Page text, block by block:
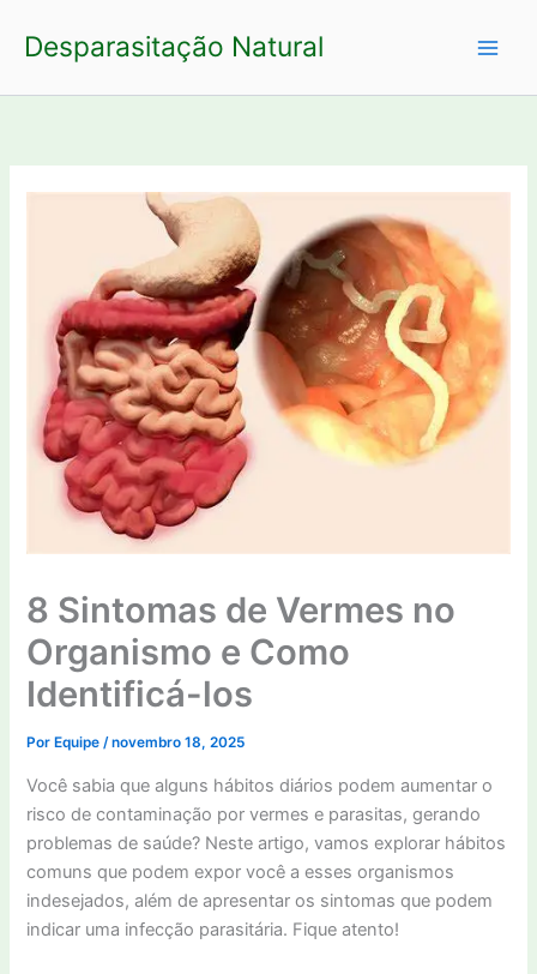
para
conteúdo
Desparasitação Natural
8 Sintomas de Vermes no
Organismo e Como
Identificá-los
Por Equipe/novembro 18, 2025
Você sabia que alguns hábitos diários podem aumentar o
risco de contaminação por vermes e parasitas, gerando
problemas de saúde? Neste artigo, vamos explorar hábitos
comuns que podem expor você a esses organismos
indesejados, além de apresentar os sintomas que podem
indicar uma infecção parasitária. Fique atento!